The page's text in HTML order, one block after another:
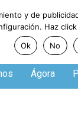
Ágora
y de
Haz
Ok
No